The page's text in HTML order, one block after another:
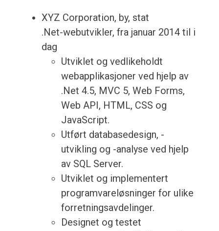
XYZ Corporation, by, stat
.Net-webutvikler, fra januar 2014 til i
dag
Utviklet og vedlikeholdt
webapplikasjoner ved hjelp av
.Net 4.5, MVC 5, Web Forms,
Web API, HTML, CSS og
JavaScript.
Utført databasedesign, -
utvikling og -analyse ved hjelp
av SQL Server.
Utviklet og implementert
programvareløsninger for ulike
forretningsavdelinger.
Designet og testet